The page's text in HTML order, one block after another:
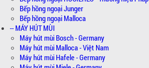
Bếp hồng ngoại Junger
Bếp hồng ngoại Malloca
-- MÁY HÚT MÙI
Máy hút mùi Bosch - Germany
Máy hút mùi Malloca - Việt Nam
Máy hút mùi Hafele - Germany